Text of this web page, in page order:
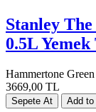
Stanley
0.5L
Hammertone
3669,00 TL